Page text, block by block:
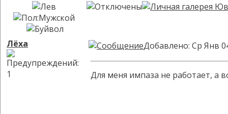
Лёха Добавлено: Ср Янв
Для меня импаза не работает, а